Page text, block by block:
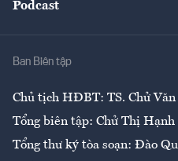
Podcast
Ban Biên tập
Chủ tịch HĐBT: TS. Chử
Tổng biên tập: Chử Thị Hạnh
Tổng thư ký tòa soạn: Đào